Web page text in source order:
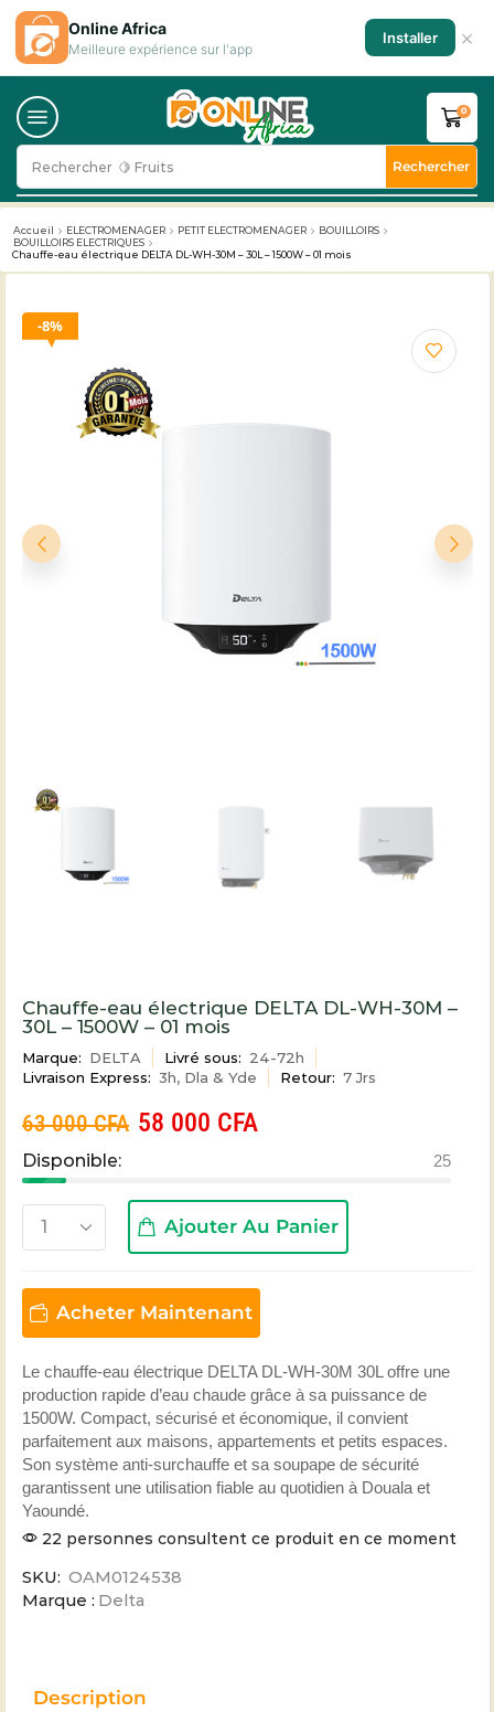
Rechercher 🥛 Milk Rechercher
0
Accueil ELECTROMENAGER PETIT ELECTROMENAGER
BOUILLOIRS
BOUILLOIRS ELECTRIQUES
Chauffe-eau électrique DELTA DL-WH-30M – 30L – 1500W – 01 mois
8%
Chauffe-eau électrique DELTA DL-WH-30M –
30L – 1500W – 01 mois
Marque: DELTA Livré sous: 24-72h
Livraison Express: 3h, Dla & Yde Retour: 7 Jrs
63 000CFA 58 000 CFA
Disponible: 25
Ajouter Au Panier
Acheter Maintenant
Le chauffe-eau électrique DELTA DL-WH-30M 30L offre une
production rapide d’eau chaude grâce à sa puissance de
1500W. Compact, sécurisé et économique, il convient
parfaitement aux maisons, appartements et petits espaces.
Son système anti-surchauffe et sa soupape de sécurité
garantissent une utilisation fiable au quotidien à Douala et
Yaoundé.
22 personnes consultent ce produit en ce moment
SKU: OAM0124538
Marque : Delta
Description
Online Africa
Meilleure expérience sur l'app
Installer ×